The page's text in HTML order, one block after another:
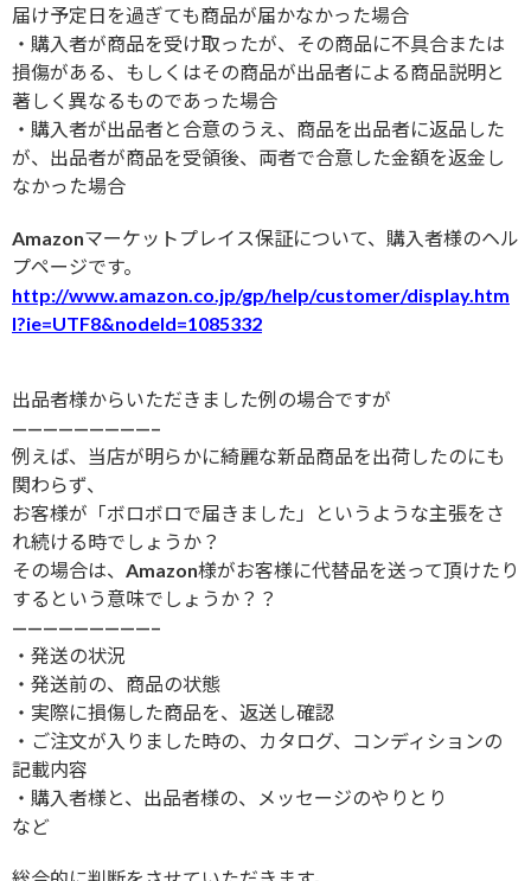
届け予定日を過ぎても商品が届かなかった場合
・購入者が商品を受け取ったが、その商品に不具合または
損傷がある、もしくはその商品が出品者による商品説明と
著しく異なるものであった場合
・購入者が出品者と合意のうえ、商品を出品者に返品した
が、出品者が商品を受領後、両者で合意した金額を返金し
なかった場合
Amazonマーケットプレイス保証について、購入者様のヘル
プページです。
http://www.amazon.co.jp/gp/help/customer/display.htm
l?ie=UTF8&nodeId=1085332
出品者様からいただきました例の場合ですが
—————————–
例えば、当店が明らかに綺麗な新品商品を出荷したのにも
関わらず、
お客様が「ボロボロで届きました」というような主張をさ
れ続ける時でしょうか？
その場合は、Amazon様がお客様に代替品を送って頂けたり
するという意味でしょうか？？
—————————–
・発送の状況
・発送前の、商品の状態
・実際に損傷した商品を、返送し確認
・ご注文が入りました時の、カタログ、コンディションの
記載内容
・購入者様と、出品者様の、メッセージのやりとり
など